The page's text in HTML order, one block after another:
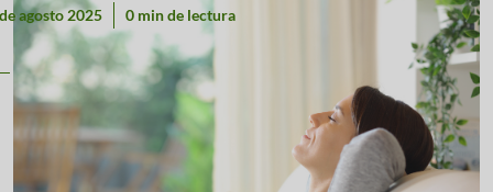
agosto 2025 0 min de lectura